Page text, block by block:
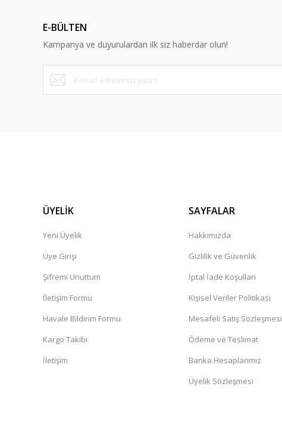
E-BÜLTEN
Kampanya ve duyurulardan ilk siz haberdar olun!
ÜYELİK
Yeni Üyelik
Üye Girişi
Şifremi Unuttum
İletişim Formu
Havale Bildirim Formu
Kargo Takibi
İletişim
SAYFALAR
Hakkımızda
Gizlilik ve Güvenlik
İptal İade Koşullari
Kişisel Veriler Politikası
Mesafeli Satış Sözleşmesi
Ödeme ve Teslimat
Banka Hesaplarımız
Üyelik Sözleşmesi